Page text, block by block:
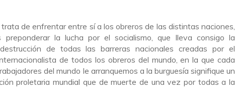
de enfrentar entre sí a los obreros de las distintas naciones,
preponderar la lucha por el socialismo, que lleva consigo la
de todas las barreras nacionales creadas por el
de todos los obreros del mundo, en la que cada
del mundo le arranquemos a la burguesía signifique un
proletaria mundial que de muerte de una vez por todas a la